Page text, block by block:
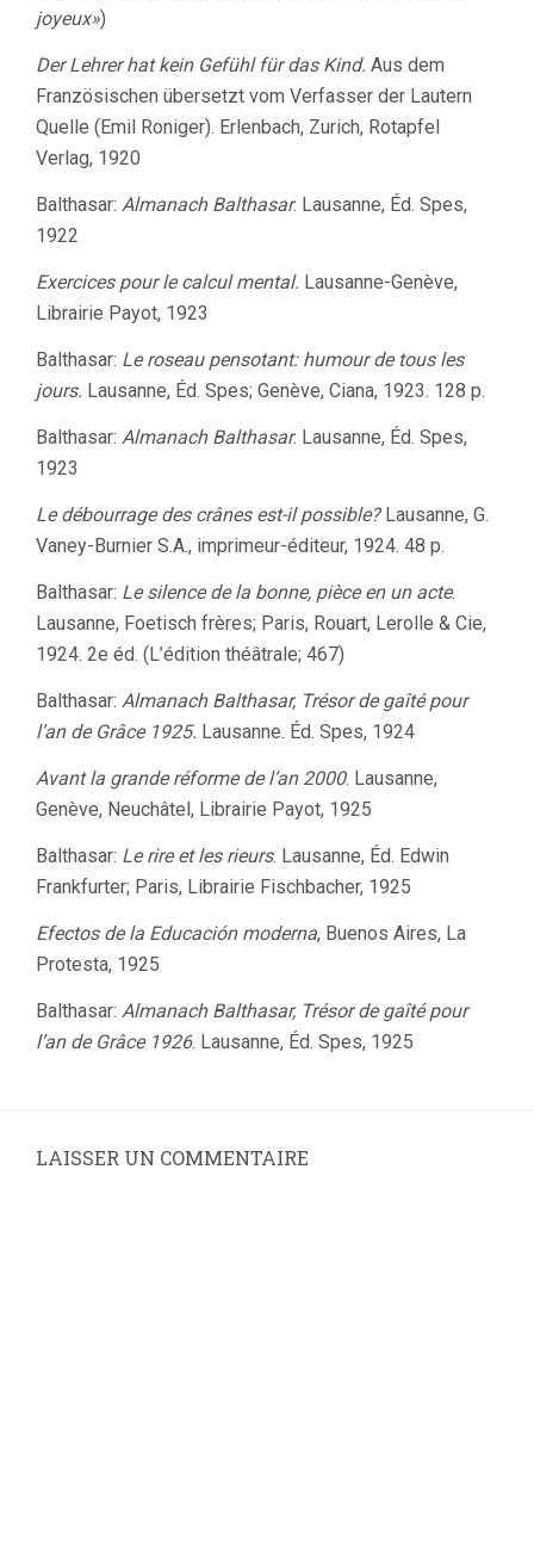
joyeux»)
Der Lehrer hat kein Gefühl für das Kind. Aus dem
Französischen übersetzt vom Verfasser der Lautern
Quelle (Emil Roniger). Erlenbach, Zurich, Rotapfel
Verlag, 1920
Balthasar: Almanach Balthasar. Lausanne, Éd. Spes,
1922
Exercices pour le calcul mental. Lausanne-Genève,
Librairie Payot, 1923
Balthasar: Le roseau pensotant: humour de tous les
jours. Lausanne, Éd. Spes; Genève, Ciana, 1923. 128 p.
Balthasar: Almanach Balthasar. Lausanne, Éd. Spes,
1923
Le débourrage des crânes est-il possible?Lausanne, G.
Vaney-Burnier S.A., imprimeur-éditeur, 1924. 48 p.
Balthasar: Le silence de la bonne, pièce en un acte.
Lausanne, Foetisch frères; Paris, Rouart, Lerolle & Cie,
1924. 2e éd. (L’édition théâtrale; 467)
Balthasar: Almanach Balthasar, Trésor de gaîté pour
l’an de Grâce 1925. Lausanne. Éd. Spes, 1924
Avant la grande réforme de l’an 2000. Lausanne,
Genève, Neuchâtel, Librairie Payot, 1925
Balthasar: Le rire et les rieurs. Lausanne, Éd. Edwin
Frankfurter; Paris, Librairie Fischbacher, 1925
Efectos de la Educación moderna, Buenos Aires, La
Protesta, 1925
Balthasar: Almanach Balthasar, Trésor de gaîté pour
l’an de Grâce 1926. Lausanne, Éd. Spes, 1925
LAISSER UN COMMENTAIRE